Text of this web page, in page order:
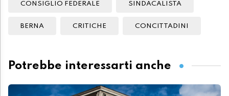
CONSIGLIO FEDERALE SINDACALISTA
BERNA CRITICHE CONCITTADINI
Potrebbe interessarti anche